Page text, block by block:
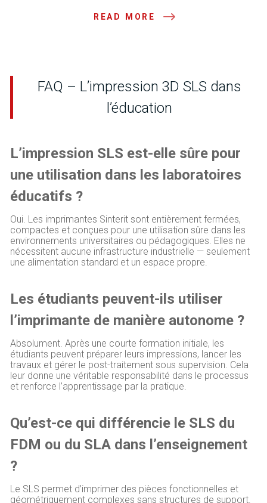
READ MORE
FAQ – L’impression 3D SLS dans
l’éducation
L’impression SLS est-elle sûre pour
une utilisation dans les laboratoires
éducatifs ?
Oui. Les imprimantes Sinterit sont entièrement fermées,
compactes et conçues pour une utilisation sûre dans les
environnements universitaires ou pédagogiques. Elles ne
nécessitent aucune infrastructure industrielle — seulement
une alimentation standard et un espace propre.
Les étudiants peuvent-ils utiliser
l’imprimante de manière autonome ?
Absolument. Après une courte formation initiale, les
étudiants peuvent préparer leurs impressions, lancer les
travaux et gérer le post-traitement sous supervision. Cela
leur donne une véritable responsabilité dans le processus
et renforce l’apprentissage par la pratique.
Qu’est-ce qui différencie le SLS du
FDM ou du SLA dans l’enseignement
?
Le SLS permet d’imprimer des pièces fonctionnelles et
géométriquement complexes sans structures de support.